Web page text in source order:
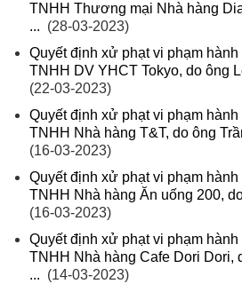
TNHH Thương mại Nhà hàng
... (28-03-2023)
Quyết định xử phạt vi phạm
TNHH DV YHCT Tokyo, do ông
(22-03-2023)
Quyết định xử phạt vi phạm
TNHH Nhà hàng T&T, do ông
(16-03-2023)
Quyết định xử phạt vi phạm
TNHH Nhà hàng Ăn uống 200,
(16-03-2023)
Quyết định xử phạt vi phạm
TNHH Nhà hàng Cafe Dori Dori,
... (14-03-2023)